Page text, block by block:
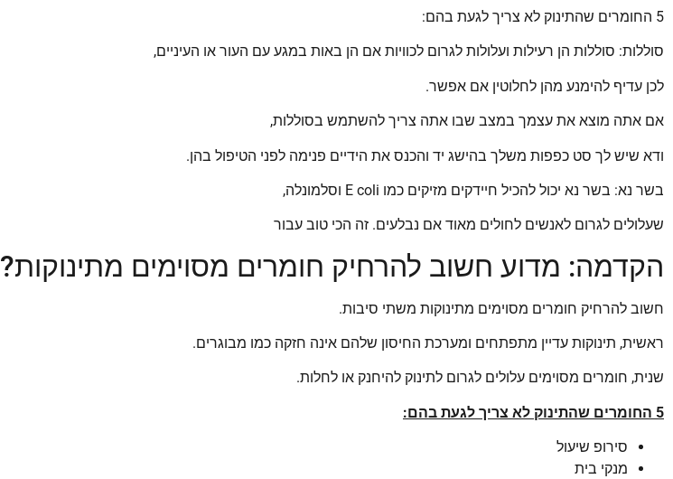
5 החומרים שהתינוק לא צריך לגעת בהם:
סוללות: סוללות הן רעילות ועלולות לגרום לכוויות אם הן באות במגע עם העור או העיניים,
לכן עדיף להימנע מהן לחלוטין אם אפשר.
אם אתה מוצא את עצמך במצב שבו אתה צריך להשתמש בסוללות,
ודא שיש לך סט כפפות משלך בהישג יד והכנס את הידיים פנימה לפני הטיפול בהן.
בשר נא: בשר נא יכול להכיל חיידקים מזיקים כמו E coli וסלמונלה,
שעלולים לגרום לאנשים לחולים מאוד אם נבלעים. זה הכי טוב עבור
הקדמה: מדוע חשוב להרחיק חומרים מסוימים מתינוקות?
חשוב להרחיק חומרים מסוימים מתינוקות משתי סיבות.
ראשית, תינוקות עדיין מתפתחים ומערכת החיסון שלהם אינה חזקה כמו מבוגרים.
שנית, חומרים מסוימים עלולים לגרום לתינוק להיחנק או לחלות.
5 החומרים שהתינוק לא צריך לגעת בהם:
סירופ שיעול
מנקי בית